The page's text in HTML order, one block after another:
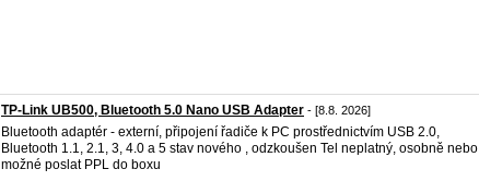
TP-Link UB500, Bluetooth 5.0 Nano USB Adapter - [8.8. 2026]
Bluetooth adaptér - externí, připojení řadiče k PC prostřednictvím USB 2.0,
Bluetooth 1.1, 2.1, 3, 4.0 a 5 stav nového , odzkoušen Tel neplatný, osobně nebo
možné poslat PPL do boxu